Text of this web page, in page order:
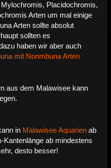
Placidochromis,
Arten um mal einige
Arten sollte absolut
sollten es
haben wir aber auch
mit Nonmbuna Arten
aus dem Malawisee kann
in Malawisee Aquarien ab
Kantenlänge ab mindestens
desto besser!